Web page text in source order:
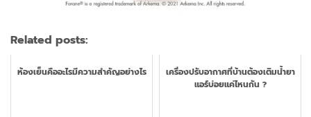
Related posts:
ห้องเย็นคืออะไรมีความสำคัญอย่างไร
เครื่องปรับอากาศที่บ้านต้องเติมน้ำยา
แอร์บ่อยแค่ไหนกัน ?